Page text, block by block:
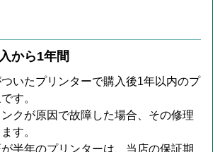
から1年間
いたプリンターで購入後1年以内のプ
す。
クが原因で故障した場合、その修理
す。
半年のプリンターは、当店の保証期